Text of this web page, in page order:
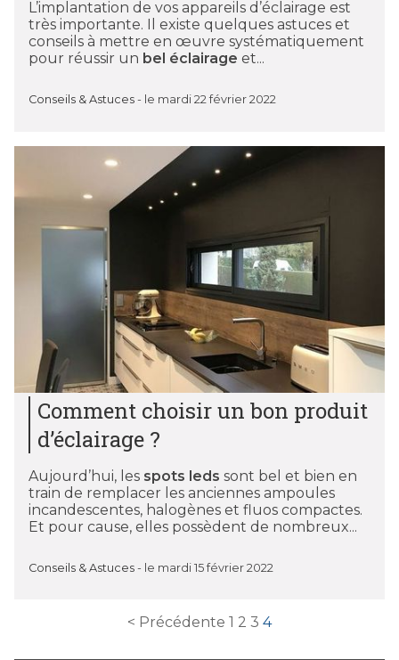
L’implantation de vos appareils d’éclairage est
très importante. Il existe quelques astuces et
conseils à mettre en œuvre systématiquement
pour réussir un bel éclairage et...
Conseils & Astuces - le mardi 22 février 2022
Comment choisir un bon produit
d’éclairage ?
Aujourd’hui, les spots leds sont bel et bien en
train de remplacer les anciennes ampoules
incandescentes, halogènes et fluos compactes.
Et pour cause, elles possèdent de nombreux...
Conseils & Astuces - le mardi 15 février 2022
< Précédente 1 2 3 4